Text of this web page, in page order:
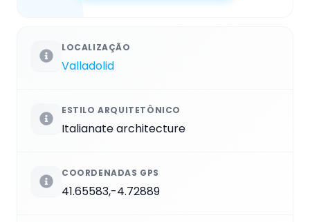
LOCALIZAÇÃO
Valladolid
ESTILO ARQUITETÔNICO
Italianate architecture
COORDENADAS GPS
41.65583,-4.72889